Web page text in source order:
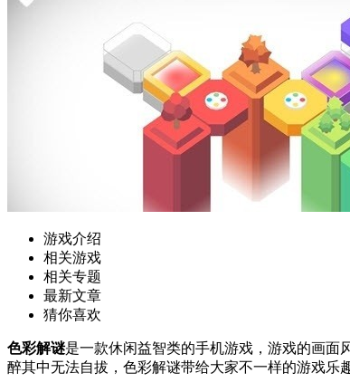
游戏介绍
相关游戏
相关专题
最新文章
猜你喜欢
色彩解谜是一款休闲益智类的手机游戏，游戏的画面
醉其中无法自拔，色彩解谜带给大家不一样的游戏